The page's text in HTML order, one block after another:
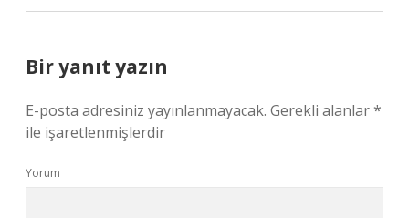
Bir yanıt yazın
E-posta adresiniz yayınlanmayacak. Gerekli alanlar*
ile işaretlenmişlerdir
Yorum